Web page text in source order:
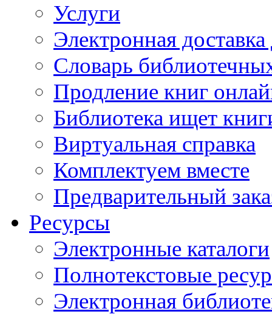
Услуги
Электронная
Словарь
Продление книг
Библиотека ищет
Виртуальная справка
Комплектуем вместе
Предварительный
Ресурсы
Электронные каталоги
Полнотекстовые
Электронная